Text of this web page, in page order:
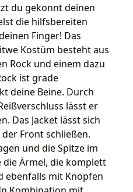
du gekonnt deinen
die hilfsbereiten
Finger! Das
Kostüm besteht aus
Rock und einem dazu
ist grade
deine Beine. Durch
lässt er
Das Jacket lässt sich
Front schließen.
und die Spitze im
die Ärmel, die komplett
ebenfalls mit Knöpfen